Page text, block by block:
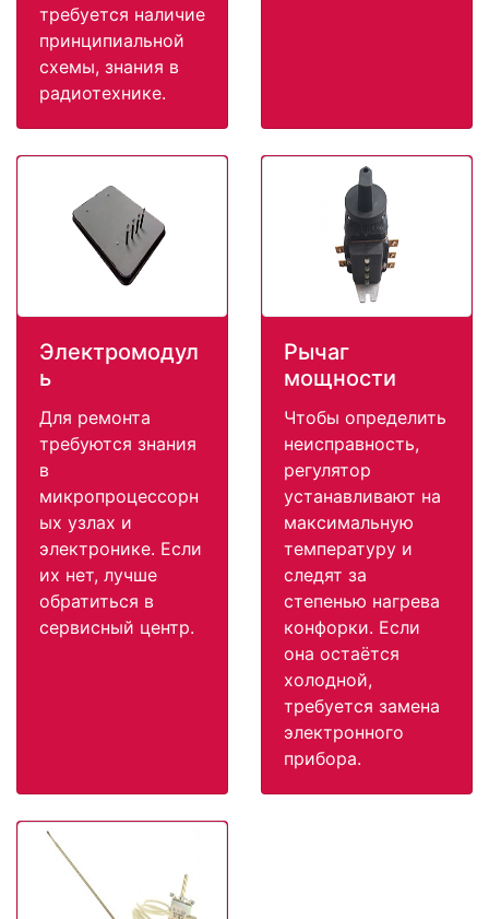
требуется наличие
принципиальной
схемы, знания в
радиотехнике.
Электромодул
ь
Для ремонта
требуются знания
в
микропроцессорн
ых узлах и
электронике. Если
их нет, лучше
обратиться в
сервисный центр.
Рычаг
мощности
Чтобы определить
неисправность,
регулятор
устанавливают на
максимальную
температуру и
следят за
степенью нагрева
конфорки. Если
она остаётся
холодной,
требуется замена
электронного
прибора.